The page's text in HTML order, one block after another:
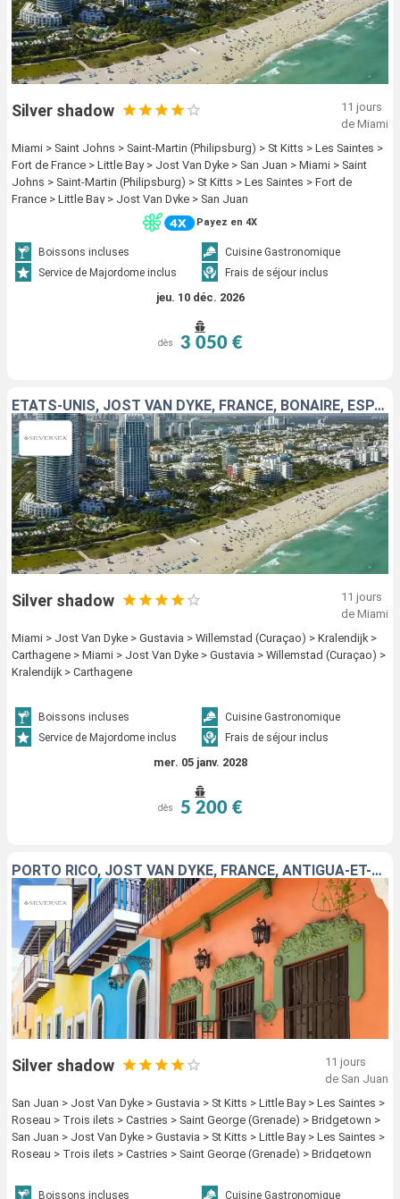
Silver shadow
11 jours
de Miami
Miami > Saint Johns > Saint-Martin (Philipsburg) > St Kitts > Les Saintes >
Fort de France > Little Bay > Jost Van Dyke > San Juan > Miami > Saint
Johns > Saint-Martin (Philipsburg) > St Kitts > Les Saintes > Fort de
France > Little Bay > Jost Van Dyke > San Juan
Payez en 4X
Boissons incluses
Cuisine Gastronomique
Service de Majordome inclus
Frais de séjour inclus
jeu. 10 déc. 2026
dès 3 050 €
ÉTATS-UNIS, JOST VAN DYKE, FRANCE, BONAIRE, ESPAGNE
Silver shadow
11 jours
de Miami
Miami > Jost Van Dyke > Gustavia > Willemstad (Curaçao) > Kralendijk >
Carthagene > Miami > Jost Van Dyke > Gustavia > Willemstad (Curaçao) >
Kralendijk > Carthagene
Boissons incluses
Cuisine Gastronomique
Service de Majordome inclus
Frais de séjour inclus
mer. 05 janv. 2028
dès 5 200 €
PORTO RICO, JOST VAN DYKE, FRANCE, ANTIGUA-ET-BARBUDA, ROYAUME-UNI, GUADELOUPE, DOMINIQUE, MARTINIQUE, SAINTE-LUCIE, GRENADE, BARBADE
Silver shadow
11 jours
de San Juan
San Juan > Jost Van Dyke > Gustavia > St Kitts > Little Bay > Les Saintes >
Roseau > Trois ilets > Castries > Saint George (Grenade) > Bridgetown >
San Juan > Jost Van Dyke > Gustavia > St Kitts > Little Bay > Les Saintes >
Roseau > Trois ilets > Castries > Saint George (Grenade) > Bridgetown
Boissons incluses Cuisine Gastronomique